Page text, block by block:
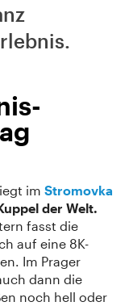
im Stromovka
der Welt.
fasst die
auf eine 8K-
Im Prager
dann die
noch hell oder